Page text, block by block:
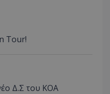
Tour!
Δ.Σ του ΚΟΑ